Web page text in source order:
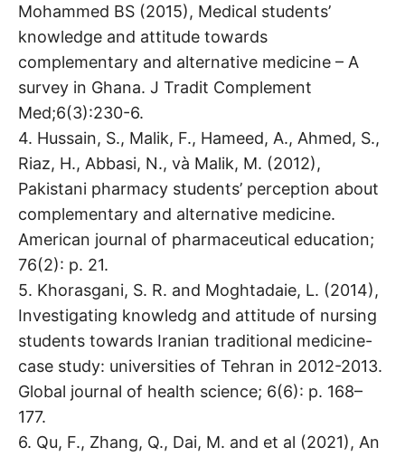
Mohammed BS (2015), Medical students’
knowledge and attitude towards
complementary and alternative medicine – A
survey in Ghana. J Tradit Complement
Med;6(3):230-6.
4. Hussain, S., Malik, F., Hameed, A., Ahmed, S.,
Riaz, H., Abbasi, N., và Malik, M. (2012),
Pakistani pharmacy students’ perception about
complementary and alternative medicine.
American journal of pharmaceutical education;
76(2): p. 21.
5. Khorasgani, S. R. and Moghtadaie, L. (2014),
Investigating knowledg and attitude of nursing
students towards Iranian traditional medicine-
case study: universities of Tehran in 2012-2013.
Global journal of health science; 6(6): p. 168–
177.
6. Qu, F., Zhang, Q., Dai, M. and et al (2021), An